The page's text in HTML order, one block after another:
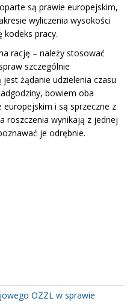
są prawie europejskim,
wyliczenia wysokości
kodeks pracy.
rację – należy stosować
szczególnie
żądanie udzielenia czasu
bowiem oba
i są sprzeczne z
roszczenia wynikają z jednej
je odrębnie.
OZZL w sprawie